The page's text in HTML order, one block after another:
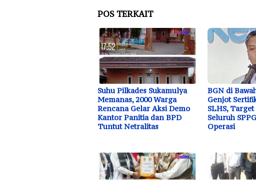
POS TERKAIT
Suhu Pilkades Sukamulya
Memanas, 2000 Warga
Rencana Gelar Aksi Demo
Kantor Panitia dan BPD
Tuntut Netralitas
BGN di
Genjot
SLHS,
Seluruh
Operasi